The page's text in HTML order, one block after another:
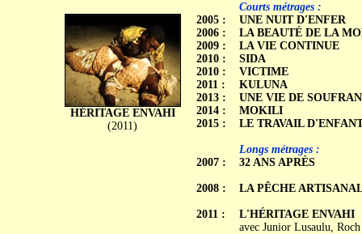
HÉRITAGE ENVAHI
(2011)
2005 :
2006 :
2009 :
2010 :
2010 :
2011 :
2013 :
2014 :
2015 :
2007 :
2008 :
2011 :
Courts métrages :
UNE NUIT D'ENFER
LA BEAUTÉ DE LA
LA VIE CONTINUE
SIDA
VICTIME
KULUNA
UNE VIE DE
MOKILI
LE TRAVAIL
Longs métrages :
32 ANS APRÈS
LA PÊCHE
L'HÉRITAGE ENVAHI
avec Junior Lusaulu,